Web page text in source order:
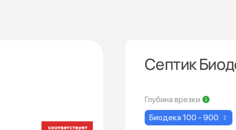
Септик
Глубина врезки
Биодека 100 - 900